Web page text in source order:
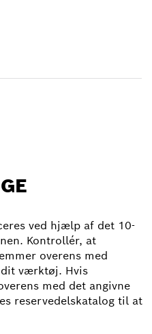
ved hjælp af det 10-
Kontrollér, at
overens med
værktøj. Hvis
med det angivne
reservedelskatalog til at